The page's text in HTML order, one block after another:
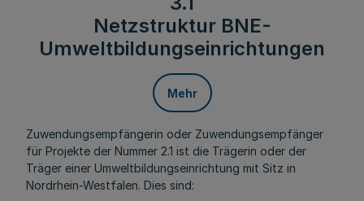
Netzstruktur BNE-
Umweltbildungseinrichtungen
Mehr
Zuwendungsempfängerin oder Zuwendungsempfänger
für Projekte der Nummer 2.1 ist die Trägerin oder der
Träger einer Umweltbildungseinrichtung mit Sitz in
Nordrhein-Westfalen. Dies sind: